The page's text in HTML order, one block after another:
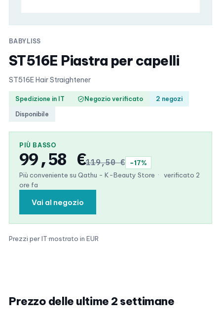
BABYLISS
ST516E Piastra per capelli
ST516E Hair Straightener
Spedizione in IT Negozio verificato
2 negozi
Disponibile
PIÙ BASSO
99,58 €119,50 €
−17%
Più conveniente su Qathu - K-Beauty Store ·
verificato 2
ore fa
Vai al negozio
Prezzi per IT·mostrato in EUR
Prezzo delle ultime 2 settimane